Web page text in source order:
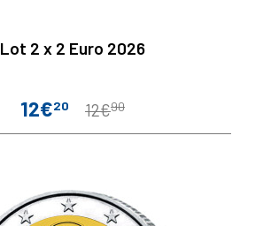
Lot 2 x 2 Euro 2026
Prix
12€20
Prix
12€90